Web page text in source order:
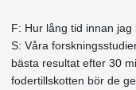
F: Hur lång tid innan
S: Våra
bästa resultat efter 30
foder­tillskotten bör de